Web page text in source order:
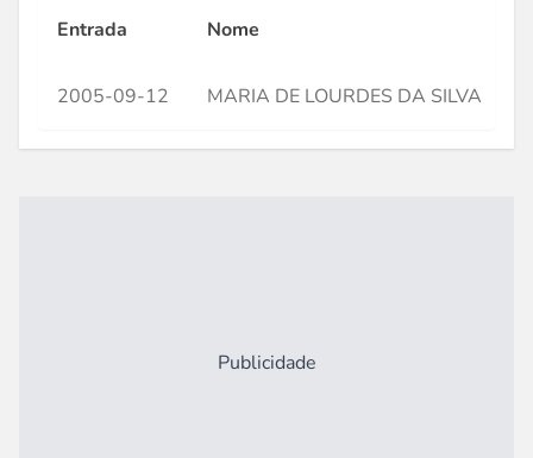
Entrada Nome
2005-09-12 MARIA DE LOURDES DA SILVA
Publicidade